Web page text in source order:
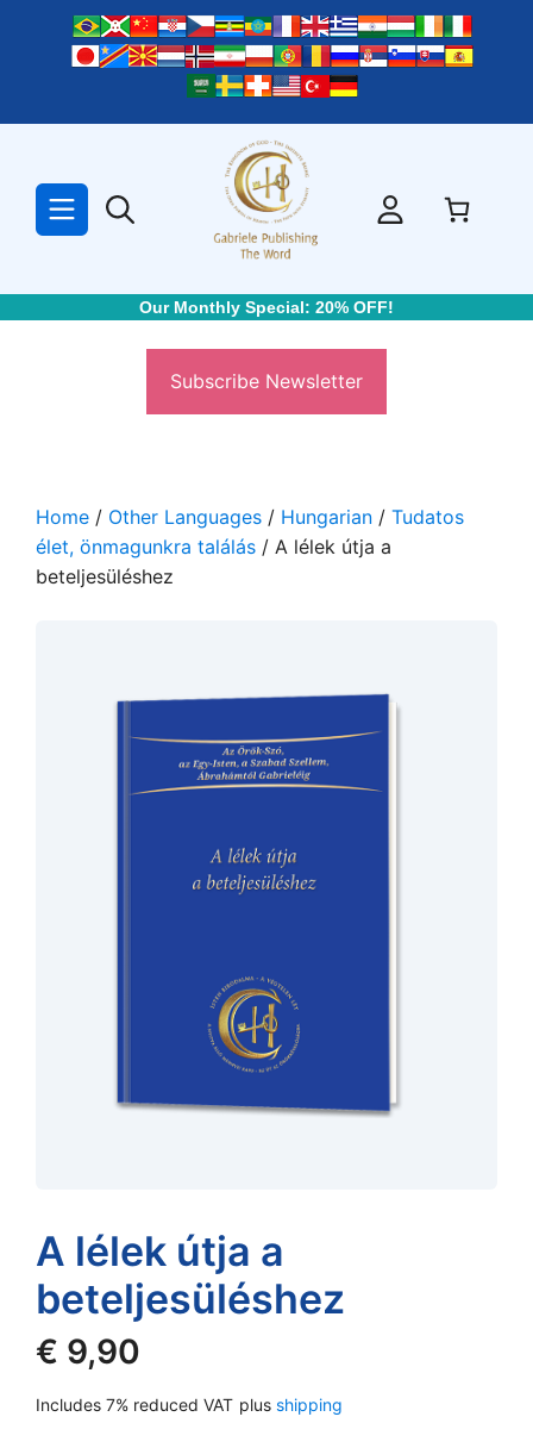
Our Monthly Special: 20% OFF!
Subscribe Newsletter
Home / Other Languages / Hungarian / Tudatos
élet, önmagunkra találás / A lélek útja a
beteljesüléshez
A lélek útja a
beteljesüléshez
€ 9,90
Includes 7% reduced VAT plus shipping